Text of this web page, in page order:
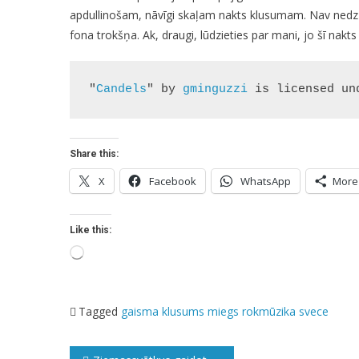
apdullinošam, nāvīgi skaļam nakts klusumam. Nav
fona trokšņa. Ak, draugi, lūdzieties par mani, jo šī
"Candels" by gminguzzi is licensed
Share this:
X Facebook WhatsApp More
Like this:
Loading…
Tagged gaisma klusums miegs rokmūzika svece